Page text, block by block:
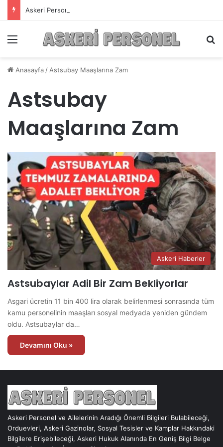
Askeri Personelin Güncel Haber ve Bilgi Sitesi.
Anasayfa / Astsubay Maaşlarına Zam
Astsubay
Maaşlarına Zam
Askeri Haberler
Astsubaylar Adil Bir Zam Bekliyorlar
Asgari ücretin 11 bin 400 lira olarak belirlenmesi sonrasında tüm
kamu personelinin maaşları sosyal medyada yeniden gündem
oldu. Astsubaylar da…
Devamını Oku »
Askeri Personel ve Ailelerinin Aradığı Önemli Bilgileri Bulabileceği,
Orduevleri, Askeri Gazinolar, Sosyal Tesisler ve Kamplar Hakkındaki
Bilgilere Erişebileceği, Askeri Hukuk Alanında En Geniş Bilgi Belge